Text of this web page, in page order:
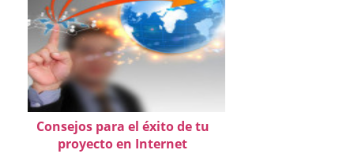
Consejos para el éxito de tu
proyecto en Internet